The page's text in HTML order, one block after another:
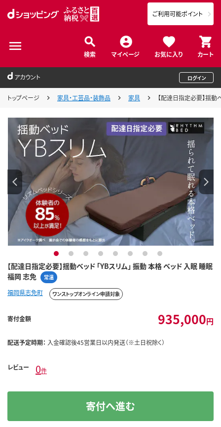
検索 マイページ お気に入り カート
ご利用可能ポイント
アカウント ログイン
トップページ 家具・工芸品・装飾品 家具 【配達日指定必要】揺動
【配達日指定必要】揺動ベッド 「YBスリム」 振動 本格 ベッド 入眠 睡眠
福岡 志免
常温
1 2 3 4 5 6 7 8
福岡県志免町 ワンストップオンライン申請対象
寄付金額 935,000円
配送予定時期： 入金確認後45営業日以内発送（※土日祝除く）
レビュー 0件
寄付へ進む